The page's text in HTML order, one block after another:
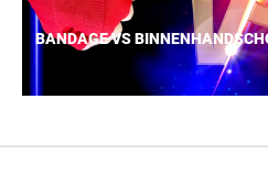
BANDAGE VS